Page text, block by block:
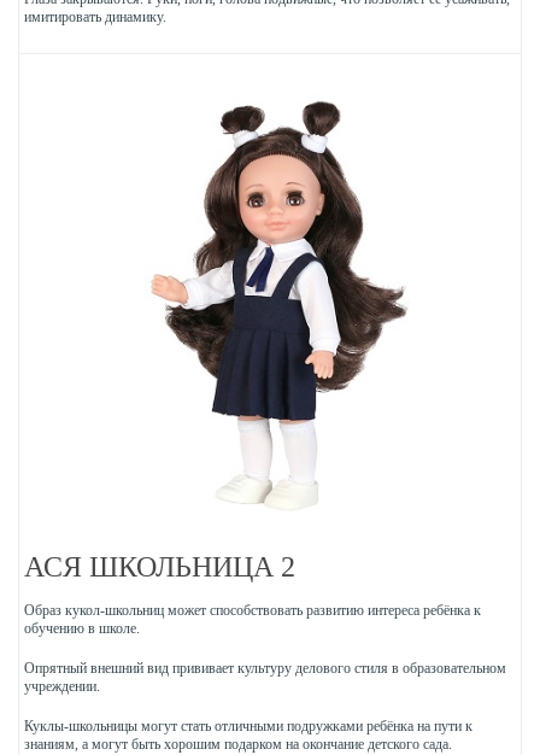
имитировать динамику.
АСЯ ШКОЛЬНИЦА 2
Образ кукол-школьниц может способствовать развитию интереса ребёнка к
обучению в школе.
Опрятный внешний вид прививает культуру делового стиля в образовательном
учреждении.
Куклы-школьницы могут стать отличными подружками ребёнка на пути к
знаниям, а могут быть хорошим подарком на окончание детского сада.